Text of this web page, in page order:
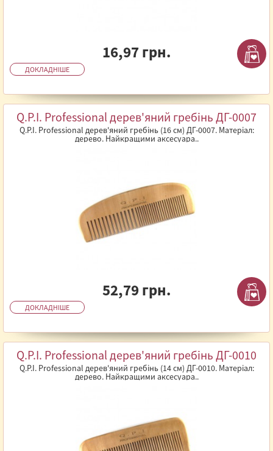
16,97 грн.
ДОКЛАДНІШЕ
Q.P.I. Professional дерев'яний гребінь ДГ-0007
Q.P.I. Professional дерев'яний гребінь (16 см) ДГ-0007. Матеріал:
дерево. Найкращими аксесуара..
52,79 грн.
ДОКЛАДНІШЕ
Q.P.I. Professional дерев'яний гребінь ДГ-0010
Q.P.I. Professional дерев'яний гребінь (14 см) ДГ-0010. Матеріал:
дерево. Найкращими аксесуара..